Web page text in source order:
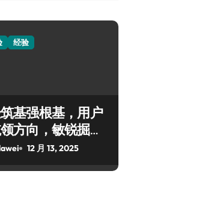
经验
基强根基，用户
方向，敏锐掘金
12 月 13, 2025